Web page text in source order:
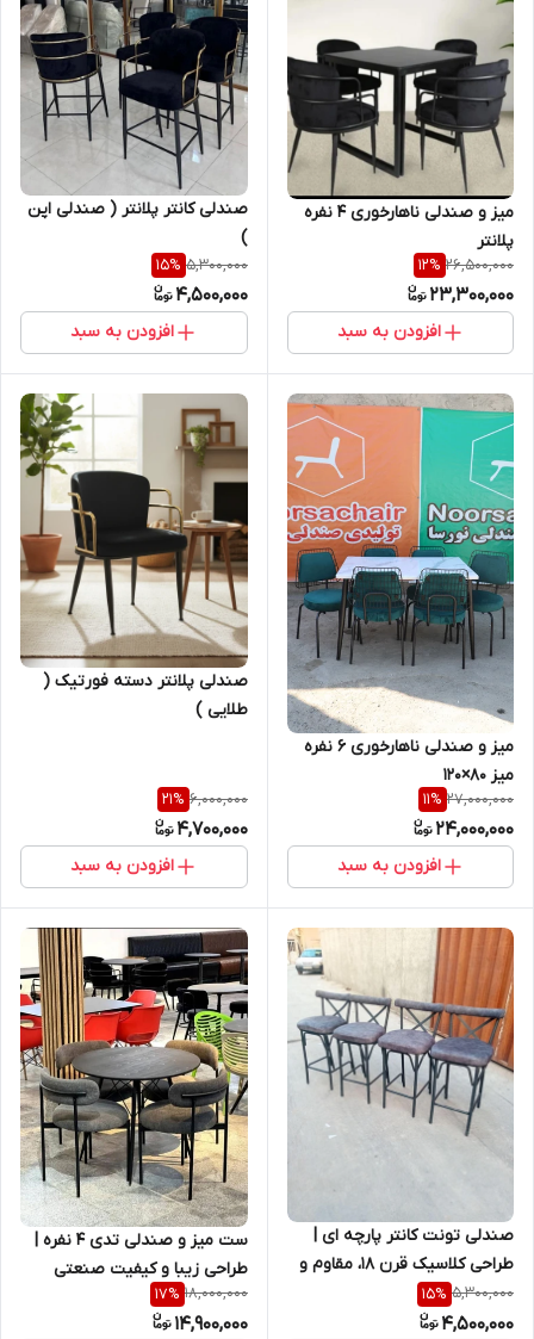
میز و صندلی ناهارخوری ۴ نفره
پلانتر
26,500,000
12%
23,300,000
افزودن به سبد
صندلی کانتر پلانتر ( صندلی اپن
)
5,300,000
15%
4,500,000
افزودن به سبد
میز و صندلی ناهارخوری ۶ نفره
میز ۸۰×۱۲۰
27,000,000
11%
24,000,000
افزودن به سبد
صندلی پلانتر دسته فورتیک (
طلایی )
6,000,000
21%
4,700,000
افزودن به سبد
صندلی تونت کانتر پارچه ای |
طراحی کلاسیک قرن ۱۸، مقاوم و
راحت برای کانتر و کافه
5,300,000
15%
4,500,000
ست میز و صندلی تدی ۴ نفره |
طراحی زیبا و کیفیت صنعتی
18,000,000
17%
14,900,000